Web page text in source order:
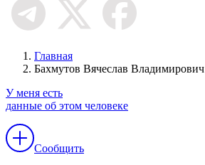
Главная
Бахмутов Вячеслав Владимирович
У меня есть
данные об этом человеке
Сообщить